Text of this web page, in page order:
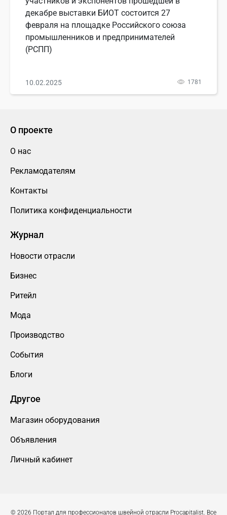
декабре выставки БИОТ состоится 27
февраля на площадке Российского союза
промышленников и предпринимателей
(РСПП)
10.02.2025 1781
О проекте
О нас
Рекламодателям
Контакты
Политика конфиденциальности
Журнал
Новости отрасли
Бизнес
Ритейл
Мода
Производство
События
Блоги
Другое
Магазин оборудования
Объявления
Личный кабинет
© 2026 Портал для профессионалов швейной отрасли Procapitalist. Все